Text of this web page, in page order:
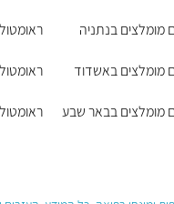
מומלצים בנתניה
מומלצים באשדוד
מומלצים בבאר שבע